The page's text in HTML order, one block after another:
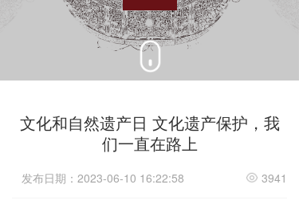
o
文化和自然遗产日 文化遗产保护，我
们一直在路上
发布日期：2023-06-10 16:22:58 3941